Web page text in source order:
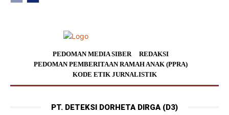
PEDOMAN MEDIA SIBER
REDAKSI
PEDOMAN PEMBERITAAN RAMAH ANAK (PPRA)
KODE ETIK JURNALISTIK
PT. DETEKSI DORHETA DIRGA (D3)